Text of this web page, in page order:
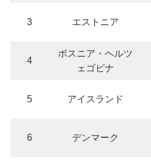
3 エストニア
4
ボスニア・ヘルツ
ェゴビナ
5 アイスランド
6 デンマーク